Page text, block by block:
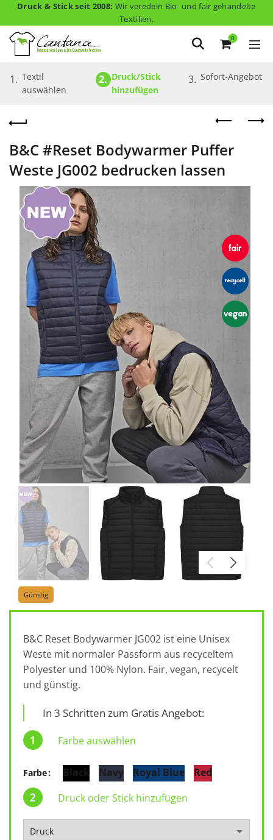
Druck & Stick seit 2008: Wir veredeln Bio- und fair gehandelte
Textilien.
0
1. Textil
auswählen
2. Druck/Stick
hinzufügen
3. Sofort-Angebot
B&C #Reset Bodywarmer Puffer
Weste JG002 bedrucken lassen
Günstig
B&C Reset Bodywarmer JG002 ist eine Unisex
Weste mit normaler Passform aus recyceltem
Polyester und 100% Nylon. Fair, vegan, recycelt
und günstig.
In 3 Schritten zum Gratis Angebot:
Farbe auswählen
Farbe Black Navy Royal Blue
Red
Druck oder Stick hinzufügen